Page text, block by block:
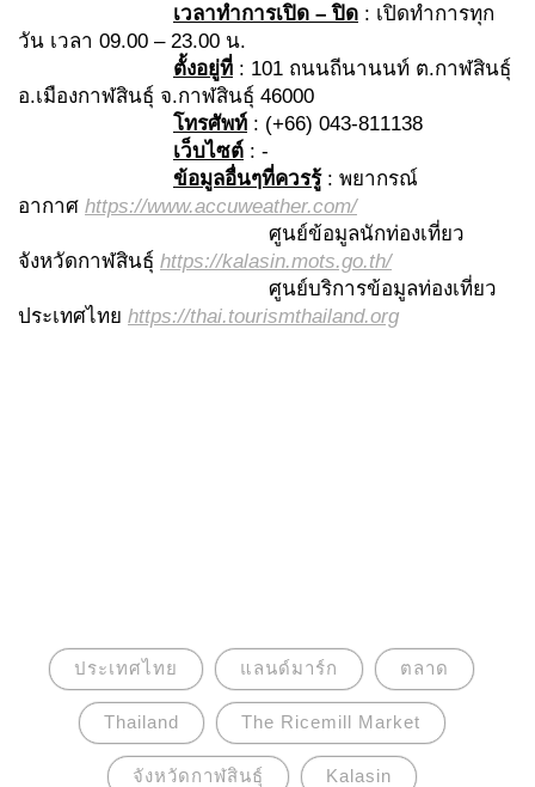
เวลาทำการเปิด – ปิด : เปิดทำการทุก
วัน เวลา 09.00 – 23.00 น.
ตั้งอยู่ที่ : 101 ถนนถีนานนท์ ต.กาฬสินธุ์
อ.เมืองกาฬสินธุ์ จ.กาฬสินธุ์ 46000
โทรศัพท์ : (+66) 043-811138
เว็บไซต์ : -
ข้อมูลอื่นๆที่ควรรู้: พยากรณ์
อากาศ https://www.accuweather.com/
ศูนย์ข้อมูลนักท่องเที่ยว
จังหวัดกาฬสินธุ์ https://kalasin.mots.go.th/
ศูนย์บริการข้อมูลท่องเที่ยว
ประเทศไทย https://thai.tourismthailand.org
ประเทศไทย แลนด์มาร์ก ตลาด
Thailand The Ricemill Market
จังหวัดกาฬสินธุ์ Kalasin